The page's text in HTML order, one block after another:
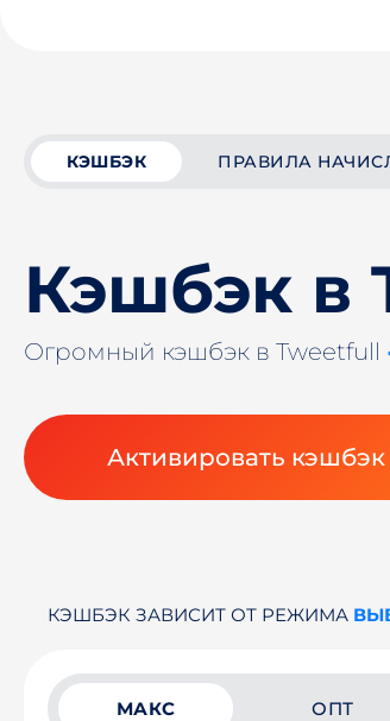
КЭШБЭК ПРАВИЛА
Кэшбэк в
Огромный кэшбэк в Tweetfull
Активировать кэшбэк
КЭШБЭК ЗАВИСИТ ОТ РЕЖИМА
МАКС ОПТ